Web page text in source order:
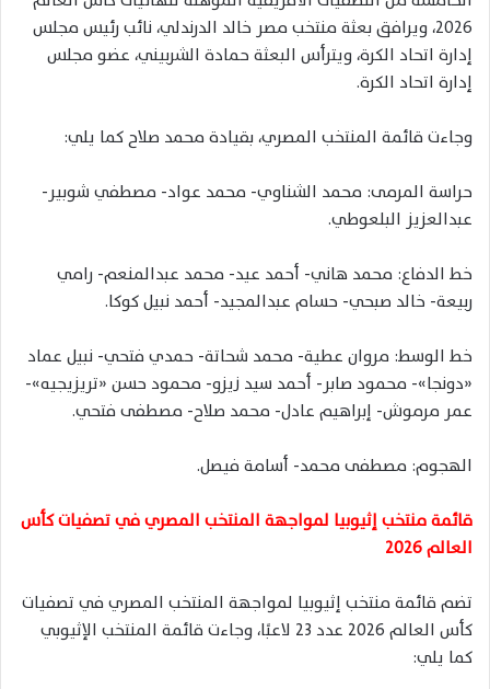
٢٠٢٦، ويرافق بعثة منتخب مصر خالد الدرندلي، نائب رئيس مجلس
إدارة اتحاد الكرة، ويترأس البعثة حمادة الشربيني، عضو مجلس
إدارة اتحاد الكرة.
وجاءت قائمة المنتخب المصري، بقيادة محمد صلاح كما يلي:
حراسة المرمى: محمد الشناوي- محمد عواد- مصطفي شوبير-
عبدالعزيز البلعوطي.
خط الدفاع: محمد هاني- أحمد عيد- محمد عبدالمنعم- رامي
ربيعة- خالد صبحي- حسام عبدالمجيد- أحمد نبيل كوكا.
خط الوسط: مروان عطية- محمد شحاتة- حمدي فتحي- نبيل عماد
«دونجا»- محمود صابر- أحمد سيد زيزو- محمود حسن «تريزيجيه»-
عمر مرموش- إبراهيم عادل- محمد صلاح- مصطفى فتحي.
الهجوم: مصطفى محمد- أسامة فيصل.
قائمة منتخب إثيوبيا لمواجهة المنتخب المصري في تصفيات كأس
العالم 2026
تضم قائمة منتخب إثيوبيا لمواجهة المنتخب المصري في تصفيات
كأس العالم 2026 عدد 23 لاعبًا، وجاءت قائمة المنتخب الإثيوبي
كما يلي: